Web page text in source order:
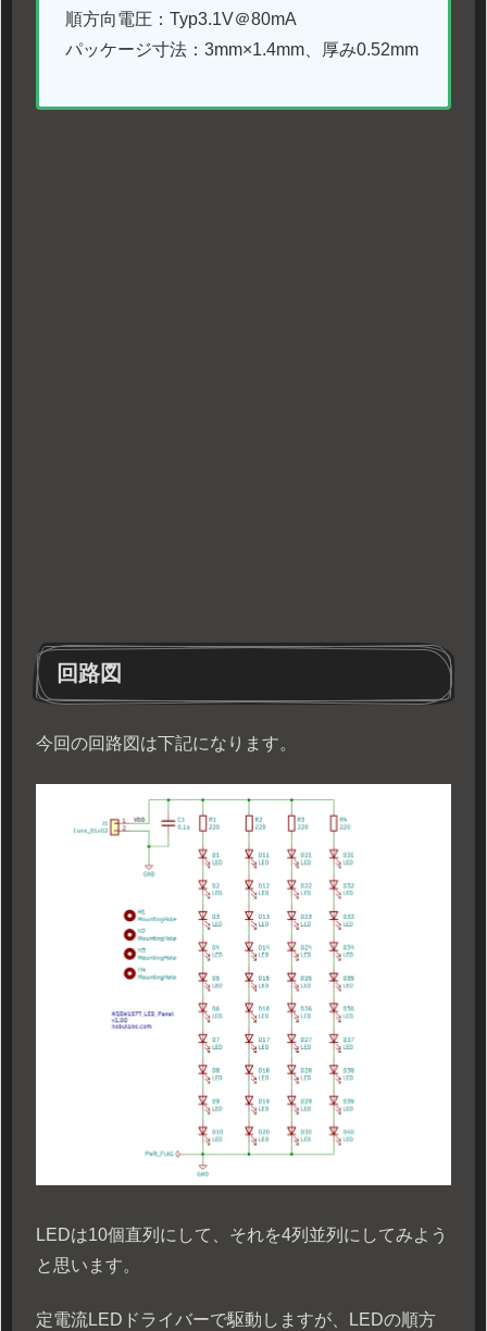
順方向電圧：Typ3.1V＠80mA
パッケージ寸法：3mm×1.4mm、厚み0.52mm
回路図
今回の回路図は下記になります。
LEDは10個直列にして、それを4列並列にしてみよう
と思います。
定電流LEDドライバーで駆動しますが、LEDの順方